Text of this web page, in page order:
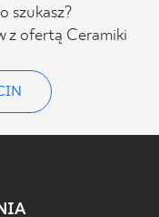
szukasz?
z ofertą Ceramiki